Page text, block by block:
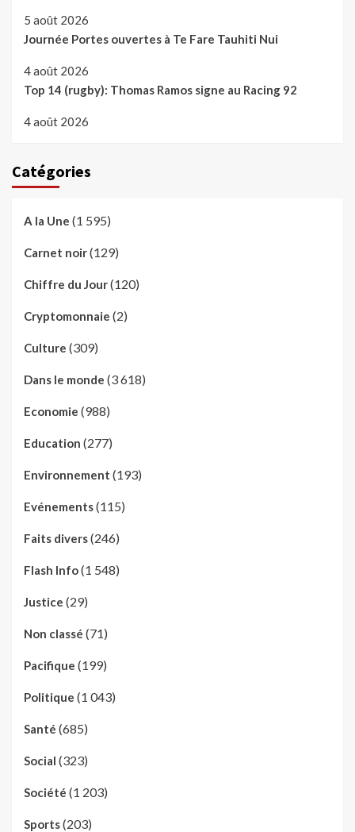
5 août 2026
Journée Portes ouvertes à Te Fare Tauhiti Nui
4 août 2026
Top 14 (rugby): Thomas Ramos signe au Racing 92
4 août 2026
Catégories
A la Une (1 595)
Carnet noir(129)
Chiffre du Jour(120)
Cryptomonnaie (2)
Culture (309)
Dans le monde (3 618)
Economie (988)
Education (277)
Environnement (193)
Evénements(115)
Faits divers(246)
Flash Info(1 548)
Justice (29)
Non classé (71)
Pacifique (199)
Politique (1 043)
Santé (685)
Social (323)
Société (1 203)
Sports(203)